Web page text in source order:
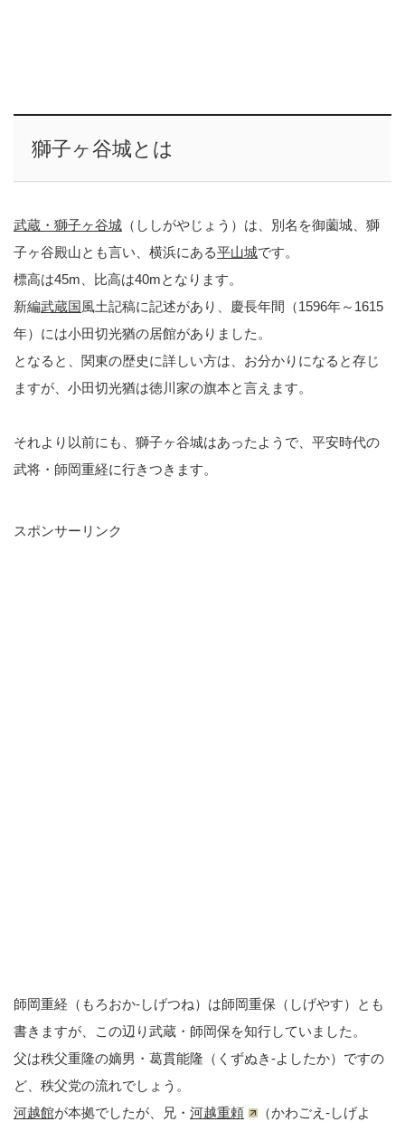
獅子ヶ谷城とは
武蔵・獅子ヶ谷城 （ししがやじょう）は、別名を御薗城、獅
子ヶ谷殿山とも言い、横浜にある平山城です。
標高は45m、比高は40mとなります。
新編武蔵国風土記稿に記述があり、慶長年間（1596年～1615
年）には小田切光猶の居館がありました。
となると、関東の歴史に詳しい方は、お分かりになると存じ
ますが、小田切光猶は徳川家の旗本と言えます。
それより以前にも、獅子ヶ谷城はあったようで、平安時代の
武将・師岡重経に行きつきます。
スポンサーリンク
師岡重経（もろおか-しげつね）は師岡重保（しげやす）とも
書きますが、この辺り武蔵・師岡保を知行していました。
父は秩父重隆の嫡男・葛貫能隆（くずぬき-よしたか）ですの
ど、秩父党の流れでしょう。
河越館が本拠でしたが、兄・ 河越重頼
（かわごえ-しげよ